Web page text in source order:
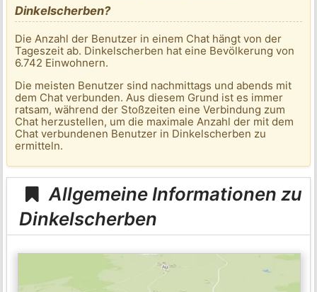
Dinkelscherben?
Die Anzahl der Benutzer in einem Chat hängt von der
Tageszeit ab. Dinkelscherben hat eine Bevölkerung von
6.742 Einwohnern.
Die meisten Benutzer sind nachmittags und abends mit
dem Chat verbunden. Aus diesem Grund ist es immer
ratsam, während der Stoßzeiten eine Verbindung zum
Chat herzustellen, um die maximale Anzahl der mit dem
Chat verbundenen Benutzer in Dinkelscherben zu
ermitteln.
Allgemeine Informationen zu
Dinkelscherben